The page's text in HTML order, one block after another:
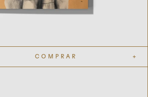
COMPRAR +